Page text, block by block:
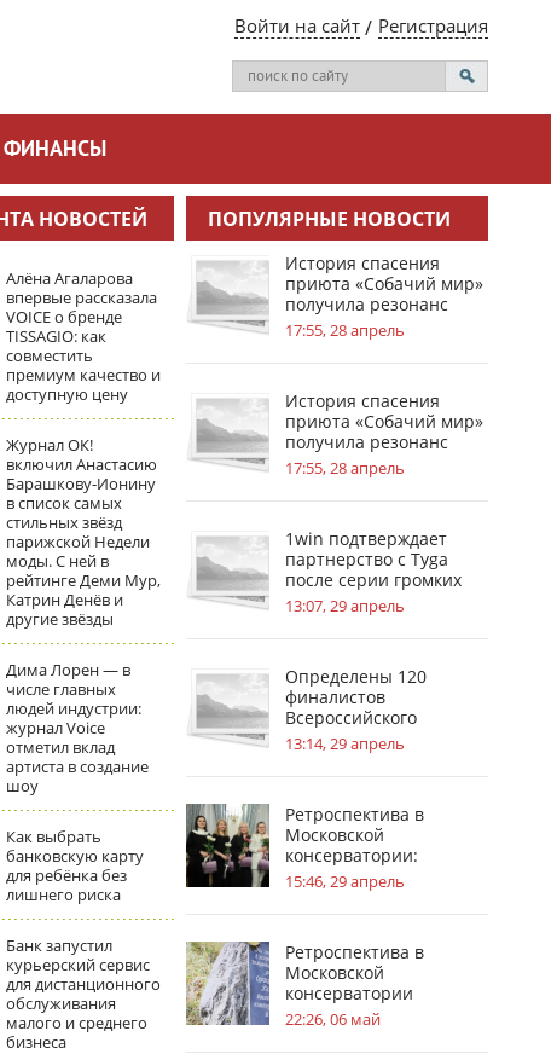
Войти на сайт Регистрация
ФИНАНСЫ
НОВОСТЕЙ
Алёна Агаларова
впервые рассказала
VOICE о бренде
TISSAGIO: как
совместить
премиум качество и
доступную цену
Журнал ОК!
включил Анастасию
Барашкову‑Ионину
в список самых
стильных звёзд
парижской Недели
моды. С ней в
рейтинге Деми Мур,
Катрин Денёв и
другие звёзды
Дима Лорен — в
числе главных
людей индустрии:
журнал Voice
отметил вклад
артиста в создание
шоу
Как выбрать
банковскую карту
для ребёнка без
лишнего риска
Банк запустил
курьерский сервис
для дистанционного
обслуживания
малого и среднего
бизнеса
ПОПУЛЯРНЫЕ НОВОСТИ
История спасения
приюта «Собачий мир»
получила резонанс
благодаря 1win
17:55, 28 апрель
История спасения
приюта «Собачий мир»
получила резонанс
благодаря 1win
17:55, 28 апрель
1win подтверждает
партнерство с Tyga
после серии громких
инсайдов
13:07, 29 апрель
Определены 120
финалистов
Всероссийского
инженерного конкурса
13:14, 29 апрель
Ретроспектива в
Московской
консерватории:
география судьбы П. И.
Чайковского
15:46, 29 апрель
Ретроспектива в
Московской
консерватории
посвящена усадьбам в
жизни С.В.
22:26, 06 май